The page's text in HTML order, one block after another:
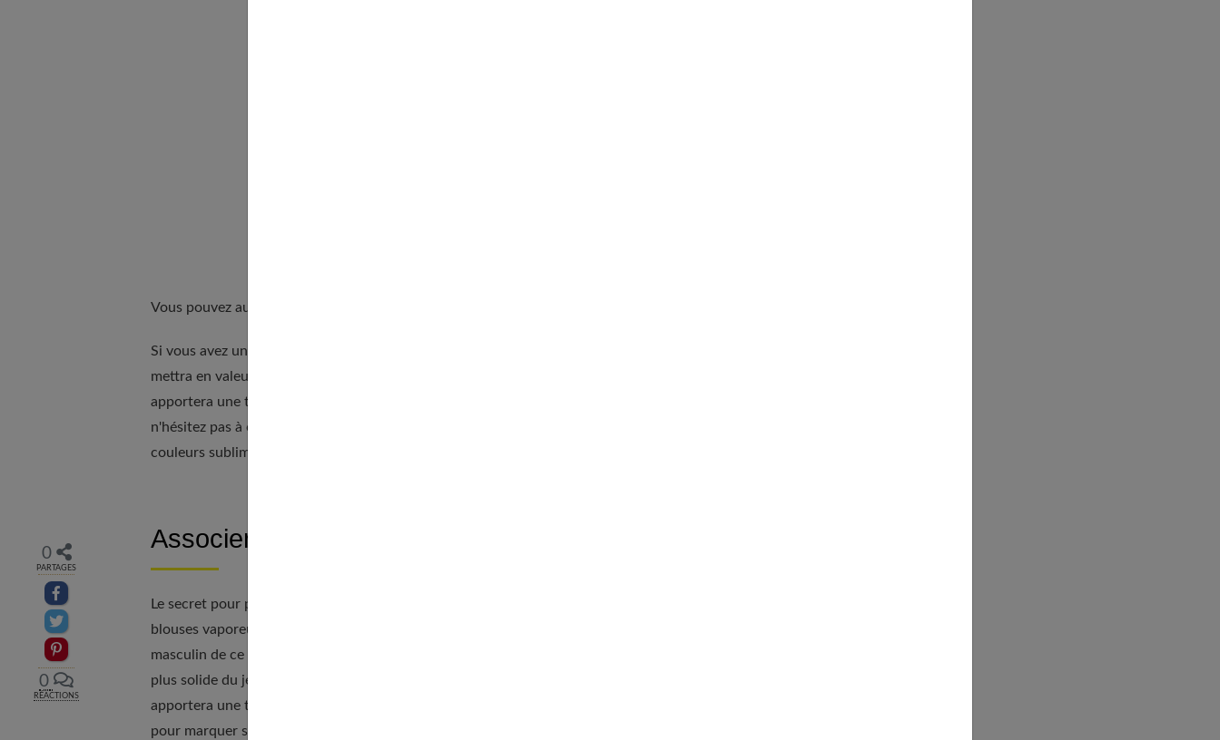
0
PARTAGES
Partager sur facebook
Partager sur Twitter
Epingler sur Pinterest
0
RÉACTIONS
Vous pouvez aussi lire notre article dédié :
Si vous avez une silhouette fine et élancée, le jean cargo taille haute est fait pour vous. Cette coupe
mettra en valeur votre taille et allongera vos jambes. Associée à un modèle fluide et aérien, elle
apportera une touche de légèreté à votre look printanier. Pour un style décontracté et tendance,
n'hésitez pas à opter pour un jean cargo dans des teintes claires comme le beige ou le blanc cassé. Ces
couleurs sublimeront votre silhouette tout en s'accordant avec l'ambiance estivale.
Associer le jean cargo à des pièces féminines
Le secret pour porter le jean cargo avec élégance réside dans l'association de pièces féminines. Les
blouses vaporeuses et les tops en dentelle seront vos meilleurs alliés pour adoucir l'aspect parfois
masculin de ce vêtement. Privilégiez des matières légères et fluides qui viendront contraster avec la toile
plus solide du jean. Une blouse en mousseline de soie aux manches bouffantes ou un top en dentelle
apportera une touche romantique et raffinée à votre tenue. Rentrez délicatement votre haut dans le jean
pour marquer subtilement votre taille et équilibrer les volumes.